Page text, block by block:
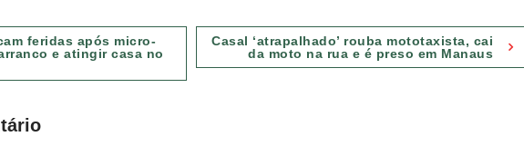
feridas após micro-
e atingir casa no
Casal ‘atrapalhado’ rouba mototaxista, cai
da moto na rua e é preso em Manaus